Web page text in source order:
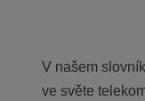
V našem
ve světe